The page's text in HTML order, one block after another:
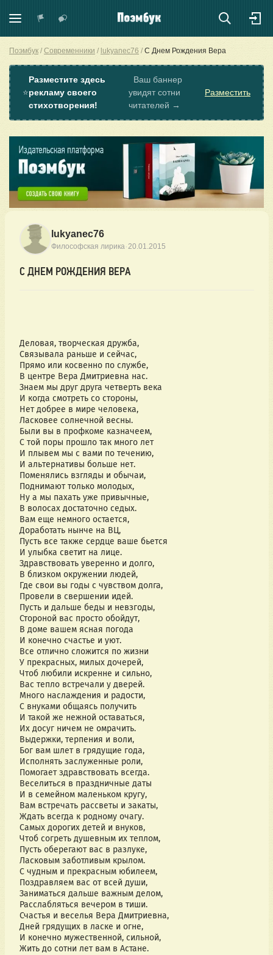
Поэмбук Современники lukyanec76 С Днем Рождения Вера
⭐
Разместите здесь
рекламу своего
стихотворения!
Ваш баннер
увидят сотни
читателей →
Разместить
lukyanec76
Философская лирика·20.01.2015
С ДНЕМ РОЖДЕНИЯ ВЕРА
Деловая, творческая дружба,
Связывала раньше и сейчас,
Прямо или косвенно по службе,
В центре Вера Дмитриевна нас.
Знаем мы друг друга четверть века
И когда смотреть со стороны,
Нет добрее в мире человека,
Ласковее солнечной весны.
Были вы в профкоме казначеем,
С той поры прошло так много лет
И плывем мы с вами по течению,
И альтернативы больше нет.
Поменялись взгляды и обычаи,
Поднимают только молодых,
Ну а мы пахать уже привычные,
В волосах достаточно седых.
Вам еще немного остается,
Доработать нынче на ВЦ,
Пусть все также сердце ваше бьется
И улыбка светит на лице.
Здравствовать уверенно и долго,
В близком окружении людей,
Где свои вы годы с чувством долга,
Провели в свершении идей.
Пусть и дальше беды и невзгоды,
Стороной вас просто обойдут,
В доме вашем ясная погода
И конечно счастье и уют.
Все отлично сложится по жизни
У прекрасных, милых дочерей,
Чтоб любили искренне и сильно,
Вас тепло встречали у дверей.
Много наслаждения и радости,
С внуками общаясь получить
И такой же нежной оставаться,
Их досуг ничем не омрачить.
Выдержки, терпения и воли,
Бог вам шлет в грядущие года,
Исполнять заслуженные роли,
Помогает здравствовать всегда.
Веселиться в праздничные даты
И в семейном маленьком кругу,
Вам встречать рассветы и закаты,
Ждать всегда к родному очагу.
Самых дорогих детей и внуков,
Чтоб согреть душевным их теплом,
Пусть оберегают вас в разлуке,
Ласковым заботливым крылом.
С чудным и прекрасным юбилеем,
Поздравляем вас от всей души,
Заниматься дальше важным делом,
Расслабляться вечером в тиши.
Счастья и веселья Вера Дмитриевна,
Дней грядущих в ласке и огне,
И конечно мужественной, сильной,
Жить до сотни лет вам в Астане.